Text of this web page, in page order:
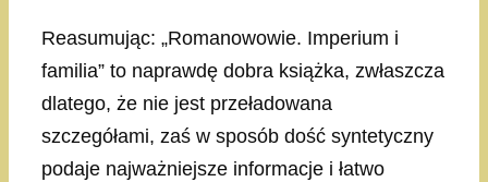
Reasumując: „Romanowowie. Imperium i
familia” to naprawdę dobra książka, zwłaszcza
dlatego, że nie jest przeładowana
szczegółami, zaś w sposób dość syntetyczny
podaje najważniejsze informacje i łatwo